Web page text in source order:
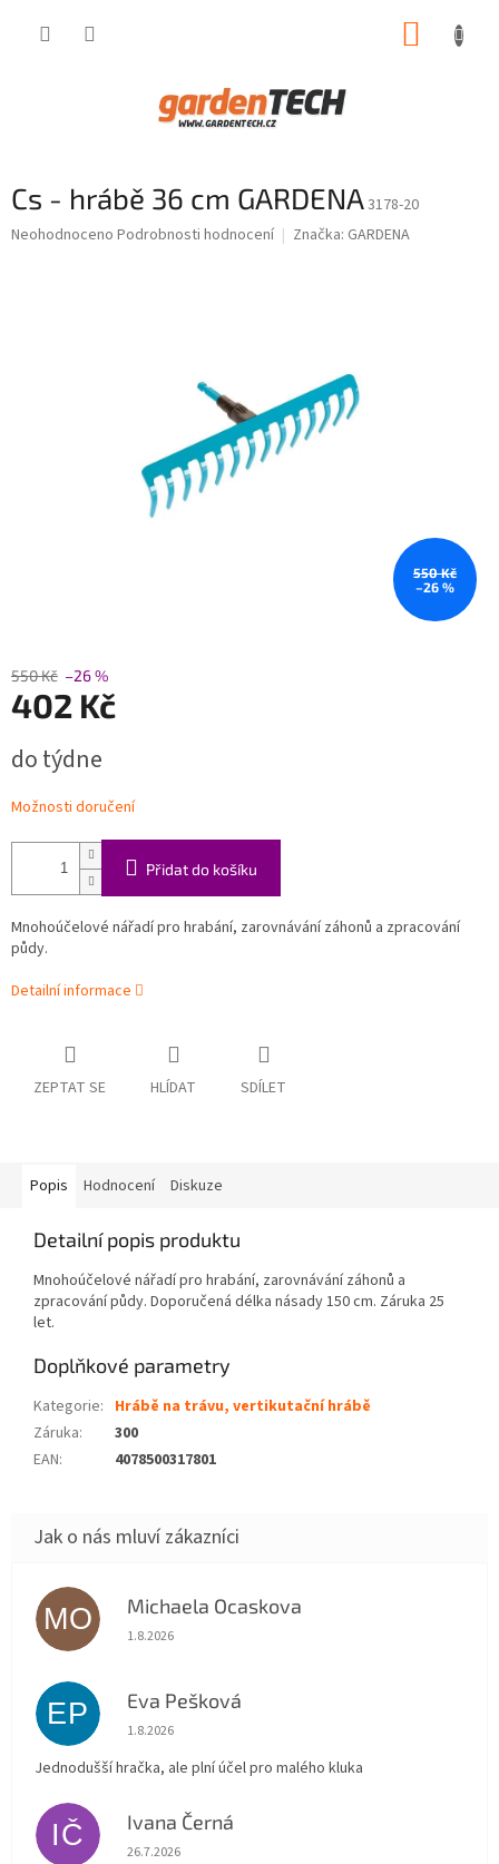
Cs - hrábě 36 cm GARDENA3178-20
Průměrné
Neohodnoceno Podrobnosti hodnocení Značka: GARDENA
550 Kč
–26 %
550 Kč –26 %
402 Kč
cena:
do týdne
Možnosti doručení
Přidat do košíku
Mnohoúčelové nářadí pro hrabání, zarovnávání záhonů a zpracování
půdy.
Detailní informace
ZEPTAT SE HLÍDAT SDÍLET
Popis Hodnocení Diskuze
Detailní popis produktu
Mnohoúčelové nářadí pro hrabání, zarovnávání záhonů a
zpracování půdy. Doporučená délka násady 150 cm. Záruka 25
let.
Doplňkové parametry
Kategorie: Hrábě na trávu, vertikutační hrábě
Záruka:
300
EAN: 4078500317801
MO Michaela Ocaskova
Hodnocení obchodu je 5 z 5 hvězdiček.
1.8.2026
EP Eva Pešková
Hodnocení obchodu je 5 z 5 hvězdiček.
1.8.2026
Jednodušší hračka, ale plní účel pro malého kluka
IČ Ivana Černá
Hodnocení obchodu je 5 z 5 hvězdiček.
26.7.2026